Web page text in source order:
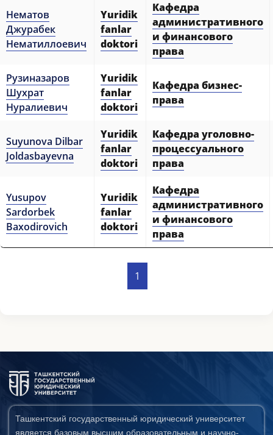
Нематов
Джурабек
Нематиллоевич
Yuridik
fanlar
doktori
Кафедра
административного
и финансового
права
Рузиназаров
Шухрат
Нуралиевич
Yuridik
fanlar
doktori
Кафедра бизнес-
права
Suyunova Dilbar
Joldasbayevna
Yuridik
fanlar
doktori
Кафедра уголовно-
процессуального
права
Yusupov
Sardorbek
Baxodirovich
Yuridik
fanlar
doktori
Кафедра
административного
и финансового
права
1
Ташкентский государственный юридический университет
является базовым высшим образовательным и научно-